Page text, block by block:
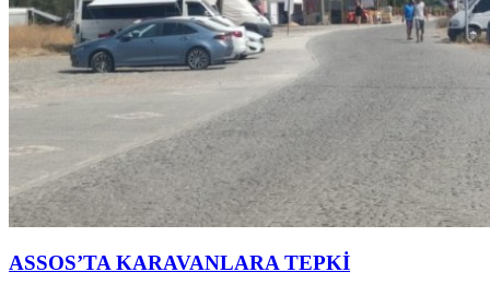
ASSOS’TA KARAVANLARA TEPKİ